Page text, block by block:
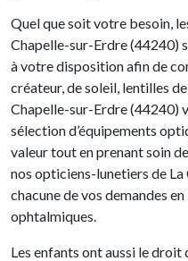
Quel que soit votre besoin,
Chapelle-sur-Erdre (44240)
à votre disposition afin de
créateur, de soleil, lentilles
Chapelle-sur-Erdre (44240)
sélection d’équipements
valeur tout en prenant soin
nos opticiens-lunetiers de
chacune de vos demandes
ophtalmiques.
Les enfants ont aussi le